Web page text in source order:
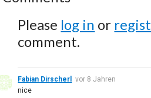
Please log in or
comment.
Fabian Dirscherl
vor 8 Jahren
nice